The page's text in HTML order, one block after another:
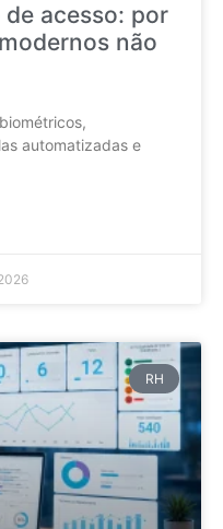
acesso: por
não
automatizadas e
RH